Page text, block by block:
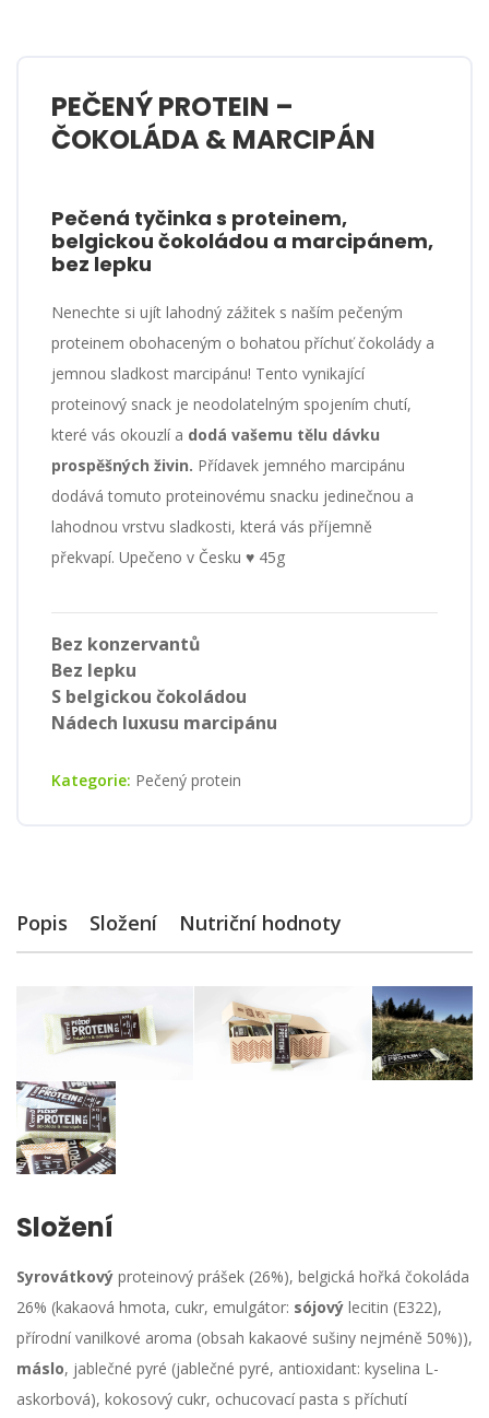
PEČENÝ PROTEIN –
ČOKOLÁDA & MARCIPÁN
Pečená tyčinka s proteinem,
belgickou čokoládou a marcipánem,
bez lepku
Nenechte si ujít lahodný zážitek s naším pečeným
proteinem obohaceným o bohatou příchuť čokolády a
jemnou sladkost marcipánu! Tento vynikající
proteinový snack je neodolatelným spojením chutí,
které vás okouzlí a dodá vašemu tělu dávku
prospěšných živin. Přídavek jemného marcipánu
dodává tomuto proteinovému snacku jedinečnou a
lahodnou vrstvu sladkosti, která vás příjemně
překvapí. Upečeno v Česku ♥ 45g
Bez konzervantů
Bez lepku
S belgickou čokoládou
Nádech luxusu marcipánu
Kategorie: Pečený protein
Popis Složení Nutriční hodnoty
Složení
Syrovátkový proteinový prášek (26%), belgická hořká čokoláda
26% (kakaová hmota, cukr, emulgátor: sójový lecitin (E322),
přírodní vanilkové aroma (obsah kakaové sušiny nejméně 50%)),
máslo, jablečné pyré (jablečné pyré, antioxidant: kyselina L-
askorbová), kokosový cukr, ochucovací pasta s příchutí